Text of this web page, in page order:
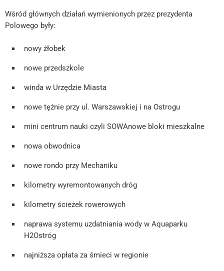
Wśród głównych działań wymienionych przez prezydenta
Polowego były:
nowy żłobek
nowe przedszkole
winda w Urzędzie Miasta
nowe tężnie przy ul. Warszawskiej i na Ostrogu
mini centrum nauki czyli SOWAnowe bloki mieszkalne
nowa obwodnica
nowe rondo przy Mechaniku
kilometry wyremontowanych dróg
kilometry ścieżek rowerowych
naprawa systemu uzdatniania wody w Aquaparku
H2Ostróg
najniższa opłata za śmieci w regionie